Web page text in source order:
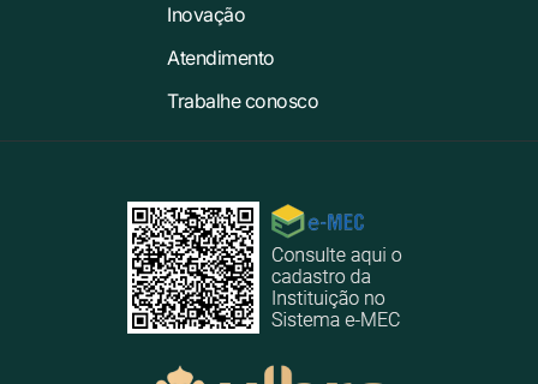
Inovação
Atendimento
Trabalhe conosco